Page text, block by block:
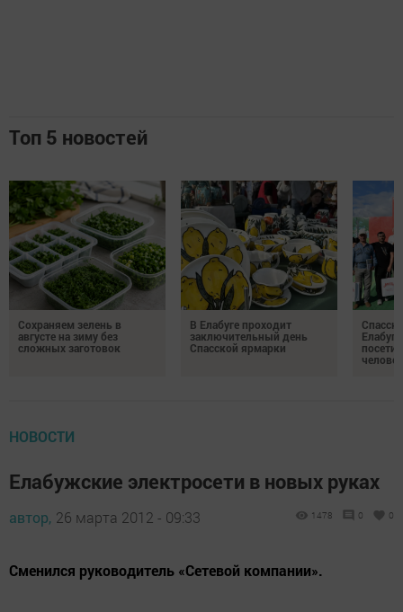
Топ 5 новостей
Сохраняем зелень в
августе на зиму без
сложных заготовок
В Елабуге проходит
заключительный день
Спасской ярмарки
человек
НОВОСТИ
Елабужские электросети в новых руках
автор, 26 марта 2012 - 09:33 1478 0 0
Сменился руководитель «Сетевой компании».